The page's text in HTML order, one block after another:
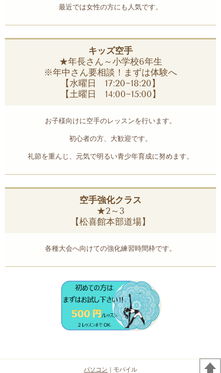
最近では女性の方にも人気です。
キッズ空手
★年長さん～小学校6年生
※年中さん要相談！まずは体験へ
【水曜日 17:20~18:20】
【土曜日 14:00~15:00】
お子様向けに空手のレッスンを行います。
初心者の方、大歓迎です。
礼節を重んじ、元気で明るい青少年育成に努めます。
空手強化クラス
★2～3
【松喜館本部道場】
各種大会へ向けての強化練習時間枠です。
パソコン ｜モバイル